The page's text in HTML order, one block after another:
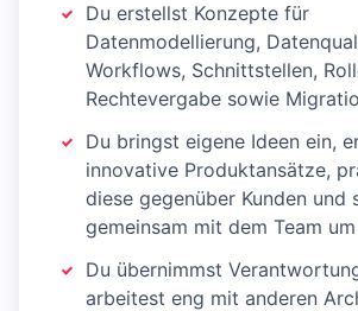
Du erstellst Konzepte für
Datenmodellierung,
Workflows, Schnittstellen,
Rechtevergabe sowie
Du bringst eigene Ideen ein,
innovative Produktansätze,
diese gegenüber Kunden und
gemeinsam mit dem Team um
Du übernimmst
arbeitest eng mit anderen